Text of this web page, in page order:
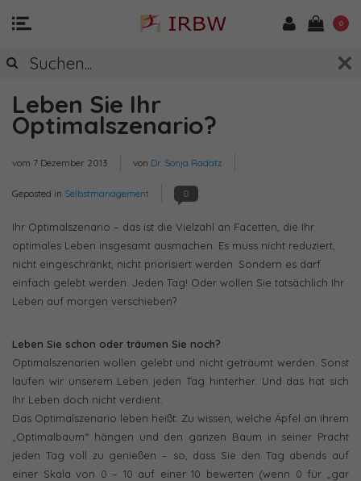
0
Leben Sie Ihr
Optimalszenario?
vom 7 Dezember 2013 von Dr. Sonja Radatz
Geposted in Selbstmanagement 0
Ihr Optimalszenario – das ist die Vielzahl an Facetten, die Ihr
optimales Leben insgesamt ausmachen. Es muss nicht reduziert,
nicht eingeschränkt, nicht priorisiert werden. Sondern es darf
einfach gelebt werden. Jeden Tag! Oder wollen Sie tatsächlich Ihr
Leben auf morgen verschieben?
Leben Sie schon oder träumen Sie noch?
Optimalszenarien wollen gelebt und nicht geträumt werden. Sonst
laufen wir unserem Leben jeden Tag hinterher. Und das hat sich
Ihr Leben doch nicht verdient.
Das Optimalszenario leben heißt: Zu wissen, welche Äpfel an Ihrem
„Optimalbaum“ hängen und den ganzen Baum in seiner Pracht
jeden Tag voll zu genießen – so, dass Sie den Tag abends auf
einer Skala von 0 – 10 auf einer 10 bewerten (wenn 0 für „gar